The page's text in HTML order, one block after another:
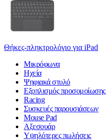
Θήκες-πληκτρολόγιο για iPad
Μικρόφωνα
Ηχεία
Ψηφιακά στυλό
Εξοπλισμός προσομοίωσης
Racing
Συσκευές παρουσιάσεων
Mouse Pad
Αξεσουάρ
Υψηλότερες πωλήσεις